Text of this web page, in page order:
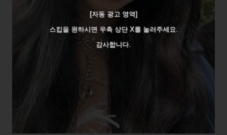
[자동 광고 영역]
스킵을 원하시면 우측 상단 X를 눌러주세요.
감사합니다.